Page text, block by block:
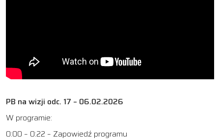
PB na wizji odc. 17 – 06.02.2026
W programie:
0:00 – 0:22 – Zapowiedź programu